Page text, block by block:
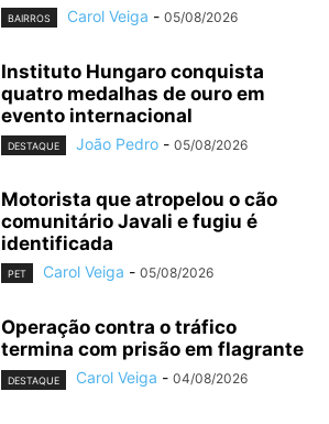
BAIRROS Carol Veiga - 05/08/2026
Instituto Hungaro conquista
quatro medalhas de ouro em
evento internacional
DESTAQUE João Pedro - 05/08/2026
Motorista que atropelou o cão
comunitário Javali e fugiu é
identificada
PET Carol Veiga - 05/08/2026
Operação contra o tráfico
termina com prisão em flagrante
DESTAQUE Carol Veiga - 04/08/2026